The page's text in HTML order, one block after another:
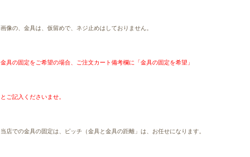
画像の、金具は、仮留めで、ネジ止めはしておりません。
金具の固定をご希望の場合、ご注文カート備考欄に「金具の固定を希望」
とご記入くださいませ。
当店での金具の固定は、ピッチ（金具と金具の距離」は、お任せになります。